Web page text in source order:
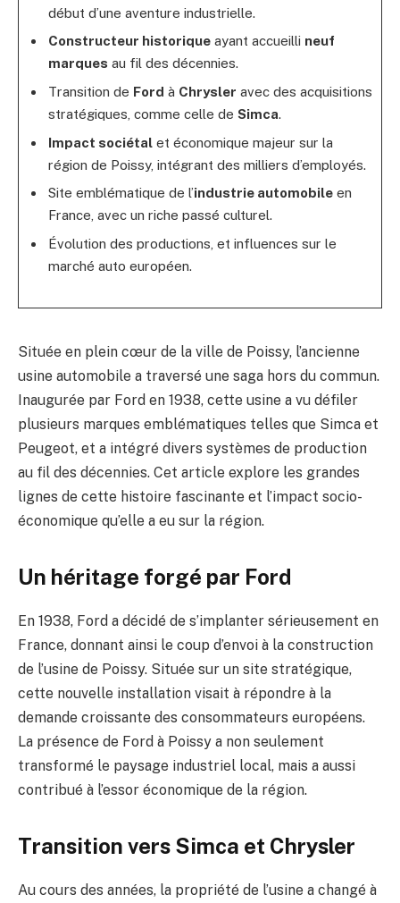
début d’une aventure industrielle.
Constructeur historiqueayant accueilli neuf
marques au fil des décennies.
Transition de Ford à Chrysler avec des acquisitions
stratégiques, comme celle de Simca.
Impact sociétalet économique majeur sur la
région de Poissy, intégrant des milliers d’employés.
Site emblématique de l’industrie automobileen
France, avec un riche passé culturel.
Évolution des productions, et influences sur le
marché auto européen.
Située en plein cœur de la ville de Poissy, l’ancienne
usine automobile a traversé une saga hors du commun.
Inaugurée par Ford en 1938, cette usine a vu défiler
plusieurs marques emblématiques telles que Simca et
Peugeot, et a intégré divers systèmes de production
au fil des décennies. Cet article explore les grandes
lignes de cette histoire fascinante et l’impact socio-
économique qu’elle a eu sur la région.
Un héritage forgé par Ford
En 1938, Ford a décidé de s’implanter sérieusement en
France, donnant ainsi le coup d’envoi à la construction
de l’usine de Poissy. Située sur un site stratégique,
cette nouvelle installation visait à répondre à la
demande croissante des consommateurs européens.
La présence de Ford à Poissy a non seulement
transformé le paysage industriel local, mais a aussi
contribué à l’essor économique de la région.
Transition vers Simca et Chrysler
Au cours des années, la propriété de l’usine a changé à